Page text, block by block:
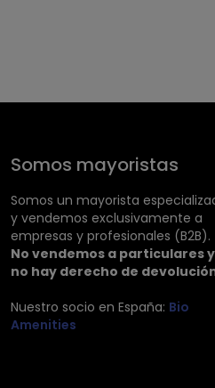
Somos mayoristas
Somos un mayorista
y vendemos exclusivamente a
empresas y profesionales (B2B).
No vendemos a particulares y
no hay derecho de
Nuestro socio en España: Bio
Amenities